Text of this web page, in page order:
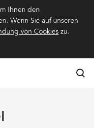
Ihnen den
Wenn Sie auf unseren
von Cookies zu.